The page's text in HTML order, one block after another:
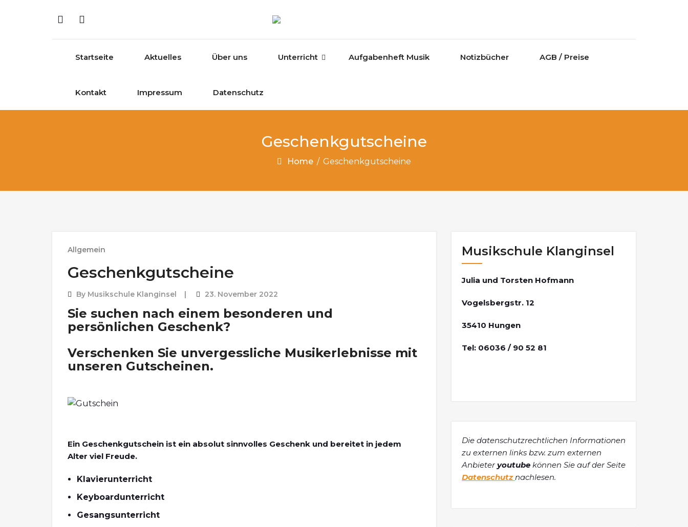
Startseite Aktuelles Über uns Unterricht Aufgabenheft Musik Notizbücher AGB / Preise
Kontakt Impressum Datenschutz
Geschenkgutscheine
Home / Geschenkgutscheine
Allgemein
Geschenkgutscheine
By Musikschule Klanginsel 23. November 2022
Sie suchen nach einem besonderen und
persönlichen Geschenk?
Verschenken Sie unvergessliche Musikerlebnisse mit
unseren Gutscheinen.
Ein Geschenkgutschein ist ein absolut sinnvolles Geschenk und bereitet in jedem
Alter viel Freude.
Klavierunterricht
Keyboardunterricht
Gesangsunterricht
Musikschule Klanginsel
Julia und Torsten Hofmann
Vogelsbergstr. 12
35410 Hungen
Tel: 06036 / 90 52 81
Die datenschutzrechtlichen Informationen
zu externen links bzw. zum externen
Anbieteryoutube können Sie auf der Seite
Datenschutznachlesen.